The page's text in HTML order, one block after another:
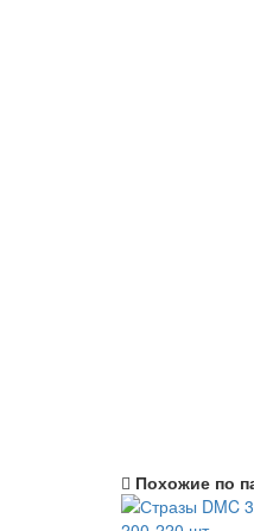
Похожие по